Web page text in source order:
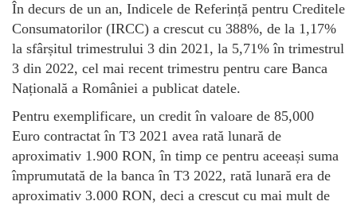
În decurs de un an, Indicele de Referință pentru Creditele
Consumatorilor (IRCC) a crescut cu 388%, de la 1,17%
la sfârșitul trimestrului 3 din 2021, la 5,71% în trimestrul
3 din 2022, cel mai recent trimestru pentru care Banca
Națională a României a publicat datele.
Pentru exemplificare, un credit în valoare de 85,000
Euro contractat în T3 2021 avea rată lunară de
aproximativ 1.900 RON, în timp ce pentru aceeași suma
împrumutată de la banca în T3 2022, rată lunară era de
aproximativ 3.000 RON, deci a crescut cu mai mult de